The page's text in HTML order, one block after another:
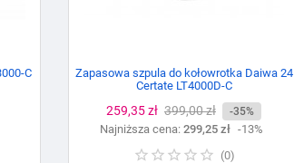
C
Zapasowa szpula do kołowrotka Daiwa 24
Certate LT4000D-C
Cena
259,35 zł Cena
podstawowa
399,00 zł -35%
Najniższa cena: 299,25 zł -13%
(0)